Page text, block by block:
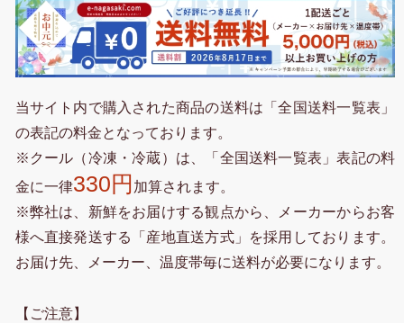
当サイト内で購入された商品の送料は「全国送料一覧表」
の表記の料金となっております。
※クール（冷凍・冷蔵）は、「全国送料一覧表」表記の料
金に一律330円 加算されます。
※弊社は、新鮮をお届けする観点から、メーカーからお客
様へ直接発送する「産地直送方式」を採用しております。
お届け先、メーカー、温度帯毎に送料が必要になります。
【ご注意】